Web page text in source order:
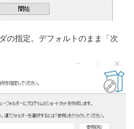
の指定。デフォルトのまま「次